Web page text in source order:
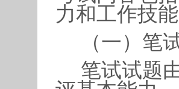
力和工作技
（一）笔
笔试试题